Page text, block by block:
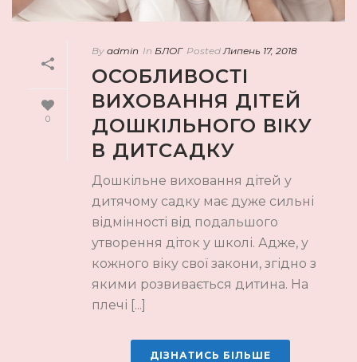
0
By admin In БЛОГ Posted Липень 17, 2018
ОСОБЛИВОСТІ
ВИХОВАННЯ ДІТЕЙ
ДОШКІЛЬНОГО ВІКУ
В ДИТСАДКУ
Дошкільне виховання дітей у
дитячому садку має дуже сильні
відмінності від подальшого
утворення діток у школі. Адже, у
кожного віку свої закони, згідно з
якими розвивається дитина. На
плечі [...]
ДІЗНАТИСЬ БІЛЬШЕ